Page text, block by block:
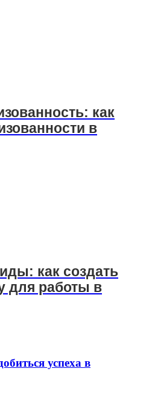
как
в
как создать
для работы в
успеха в